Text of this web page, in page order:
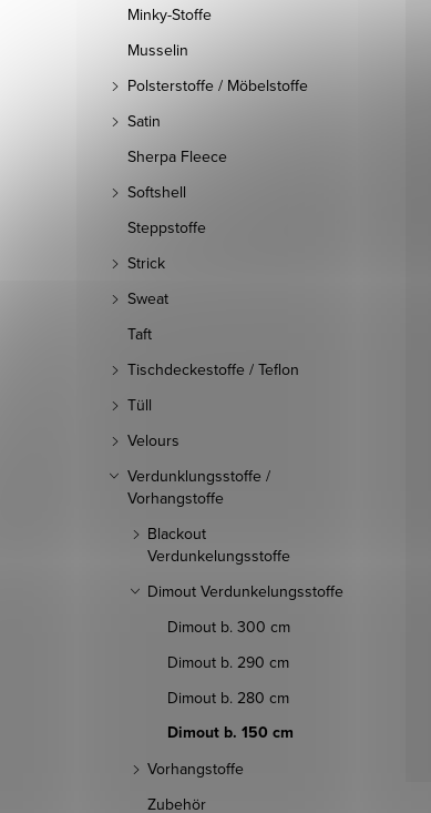
Minky-Stoffe
Musselin
Polsterstoffe / Möbelstoffe
Satin
Sherpa Fleece
Softshell
Steppstoffe
Strick
Sweat
Taft
Tischdeckestoffe / Teflon
Tüll
Velours
Verdunklungsstoffe /
Vorhangstoffe
Blackout
Verdunkelungsstoffe
Dimout Verdunkelungsstoffe
Dimout b. 300 cm
Dimout b. 290 cm
Dimout b. 280 cm
Dimout b. 150 cm
Vorhangstoffe
Zubehör